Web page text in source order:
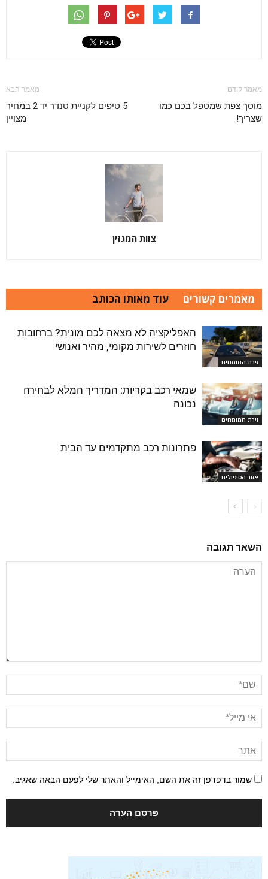
מאמר קודם
מוסך צפת שמטפל בכם כמו
שצריך!
מאמר הבא
5 טיפים לקניית טנדר יד 2 במחיר
מצויין
צוות המגזין
מאמרים קשורים עוד מאותו הכותב
זירת המומחים
האפליקציה לא מצאה לכם מונית? ברחובות
חוזרים לשירות מקומי, מהיר ואנושי
זירת המומחים
שמאי רכב בקריות: המדריך המלא לבחירה
נכונה
אזור הטיפולים
פתרונות רכב מתקדמים עד הבית
השאר תגובה
שמור בדפדפן זה את השם, האימייל והאתר שלי לפעם הבאה שאגיב.